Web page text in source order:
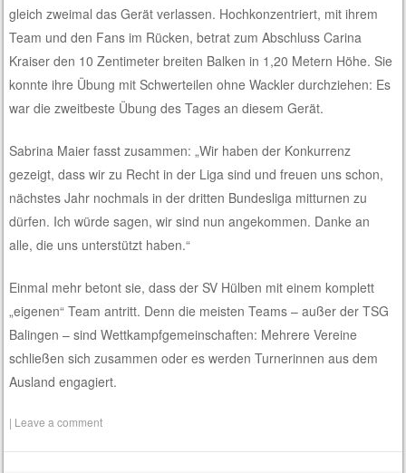
gleich zweimal das Gerät verlassen. Hochkonzentriert, mit ihrem
Team und den Fans im Rücken, betrat zum Abschluss Carina
Kraiser den 10 Zentimeter breiten Balken in 1,20 Metern Höhe. Sie
konnte ihre Übung mit Schwerteilen ohne Wackler durchziehen: Es
war die zweitbeste Übung des Tages an diesem Gerät.
Sabrina Maier fasst zusammen: „Wir haben der Konkurrenz
gezeigt, dass wir zu Recht in der Liga sind und freuen uns schon,
nächstes Jahr nochmals in der dritten Bundesliga mitturnen zu
dürfen. Ich würde sagen, wir sind nun angekommen. Danke an
alle, die uns unterstützt haben.“
Einmal mehr betont sie, dass der SV Hülben mit einem komplett
„eigenen“ Team antritt. Denn die meisten Teams – außer der TSG
Balingen – sind Wettkampfgemeinschaften: Mehrere Vereine
schließen sich zusammen oder es werden Turnerinnen aus dem
Ausland engagiert.
| Leave a comment